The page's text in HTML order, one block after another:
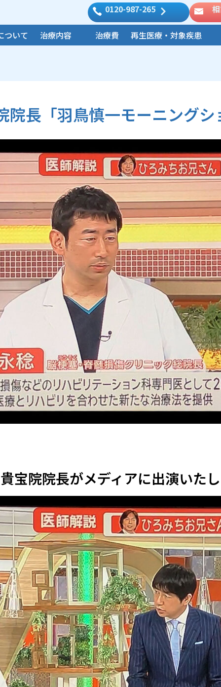
0120-987-265
ついて 治療内容 治療費 再生医療・対象疾患
院長「羽鳥慎一モーニング
宝院院長がメディアに出演いた